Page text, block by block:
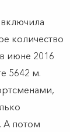
включила
количество
июне 2016
5642 м.
А потом